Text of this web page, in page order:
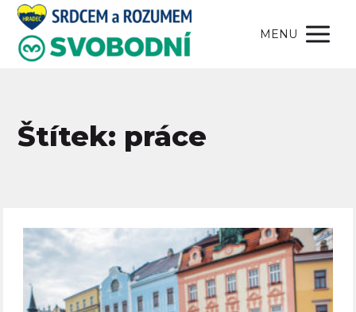
MENU
Štítek: práce